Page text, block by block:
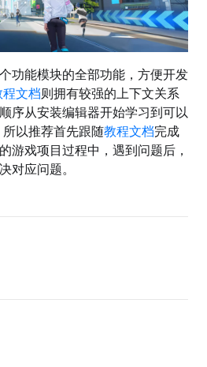
功能模块的全部功能，方便开发
程文档则拥有较强的上下文关系
序从安装编辑器开始学习到可以
以推荐首先跟随教程文档完成
游戏项目过程中，遇到问题后，
对应问题。